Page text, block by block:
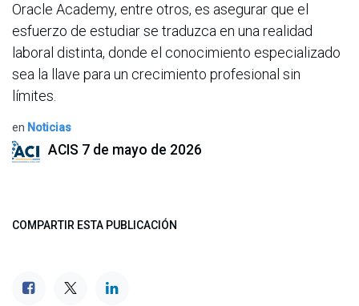
Oracle Academy, entre otros, es asegurar que el
esfuerzo de estudiar se traduzca en una realidad
laboral distinta, donde el conocimiento especializado
sea la llave para un crecimiento profesional sin
límites.
en Noticias
ACIS 7 de mayo de 2026
COMPARTIR ESTA PUBLICACIÓN